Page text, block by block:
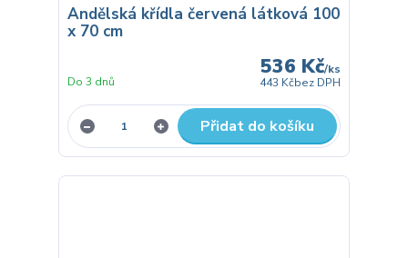
Andělská křídla červená látková 100
x 70 cm
536 Kč/ks
443 Kčbez DPH
Do 3 dnů
Přidat do košíku